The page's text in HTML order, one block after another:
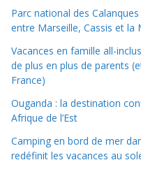
r
d
a
n
s
e
Parc national des
entre Marseille, Cassis et la
Vacances en famille all-
de plus en plus de parents
France)
Ouganda : la destination
Afrique de l’Est
Camping en bord de mer
redéfinit les vacances au